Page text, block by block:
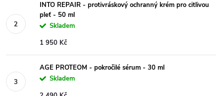
INTO REPAIR - protivráskový ochranný krém pro citlivou
pleť - 50 ml
Skladem
1 950 Kč
AGE PROTEOM - pokročilé sérum - 30 ml
Skladem